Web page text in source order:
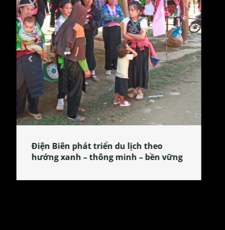
Làng làm bánh tẻ Phú Nhi – nơi lan
tỏa đặc sản xứ Đoài